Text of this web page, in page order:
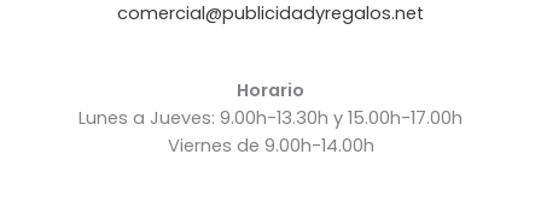
comercial@publicidadyregalos.net
Horario
Lunes a Jueves: 9.00h-13.30h y 15.00h-17.00h
Viernes de 9.00h-14.00h